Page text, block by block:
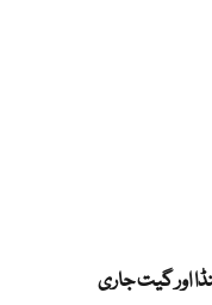
اور گیت جاری